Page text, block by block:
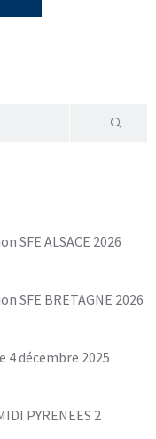
SFE ALSACE 2026
SFE BRETAGNE 2026
4 décembre 2025
PYRENEES 2